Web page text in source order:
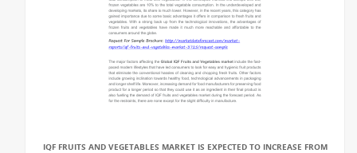
IQF FRUITS AND VEGETABLES MARKET IS EXPECTED TO INCREASE FROM